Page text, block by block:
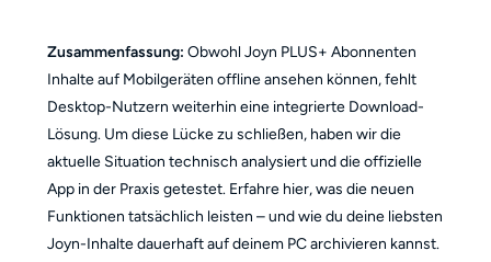
Zusammenfassung: Obwohl Joyn PLUS+ Abonnenten
Inhalte auf Mobilgeräten offline ansehen können, fehlt
Desktop-Nutzern weiterhin eine integrierte Download-
Lösung. Um diese Lücke zu schließen, haben wir die
aktuelle Situation technisch analysiert und die offizielle
App in der Praxis getestet. Erfahre hier, was die neuen
Funktionen tatsächlich leisten – und wie du deine liebsten
Joyn-Inhalte dauerhaft auf deinem PC archivieren kannst.